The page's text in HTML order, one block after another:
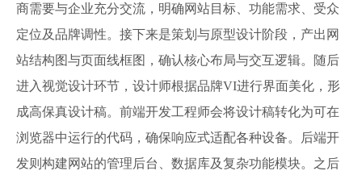
商需要与企业充分交流，明确网站目标、功能需求、受众
定位及品牌调性。接下来是策划与原型设计阶段，产出网
站结构图与页面线框图，确认核心布局与交互逻辑。随后
进入视觉设计环节，设计师根据品牌VI进行界面美化，形
成高保真设计稿。前端开发工程师会将设计稿转化为可在
浏览器中运行的代码，确保响应式适配各种设备。后端开
发则构建网站的管理后台、数据库及复杂功能模块。之后